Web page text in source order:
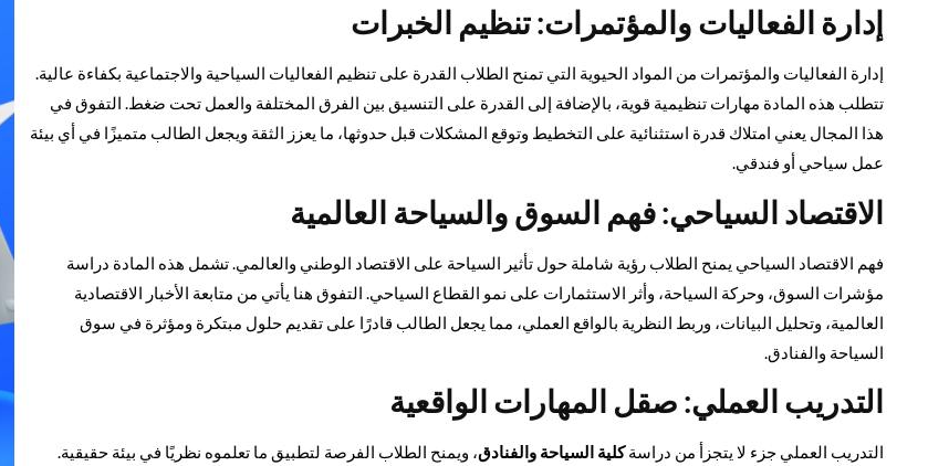
إدارة الفعاليات والمؤتمرات: تنظيم الخبرات
إدارة الفعاليات والمؤتمرات من المواد الحيوية التي تمنح الطلاب القدرة على تنظيم الفعاليات السياحية والاجتماعية بكفاءة عالية.
تتطلب هذه المادة مهارات تنظيمية قوية، بالإضافة إلى القدرة على التنسيق بين الفرق المختلفة والعمل تحت ضغط. التفوق في
هذا المجال يعني امتلاك قدرة استثنائية على التخطيط وتوقع المشكلات قبل حدوثها، ما يعزز الثقة ويجعل الطالب متميزًا في أي بيئة
عمل سياحي أو فندقي.
الاقتصاد السياحي: فهم السوق والسياحة العالمية
فهم الاقتصاد السياحي يمنح الطلاب رؤية شاملة حول تأثير السياحة على الاقتصاد الوطني والعالمي. تشمل هذه المادة دراسة
مؤشرات السوق، وحركة السياحة، وأثر الاستثمارات على نمو القطاع السياحي. التفوق هنا يأتي من متابعة الأخبار الاقتصادية
العالمية، وتحليل البيانات، وربط النظرية بالواقع العملي، مما يجعل الطالب قادرًا على تقديم حلول مبتكرة ومؤثرة في سوق
السياحة والفنادق.
التدريب العملي: صقل المهارات الواقعية
التدريب العملي جزء لا يتجزأ من دراسةكلية السياحة والفنادق، ويمنح الطلاب الفرصة لتطبيق ما تعلموه نظريًا في بيئة حقيقية.